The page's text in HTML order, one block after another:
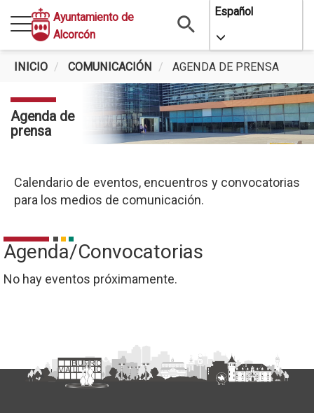
contenido
principal
Ayuntamiento de
Alcorcón
Español
Toggle
INICIO COMUNICACIÓN AGENDA DE PRENSA
Agenda de
prensa
Calendario de eventos, encuentros y convocatorias
para los medios de comunicación.
Agenda/Convocatorias
No hay eventos próximamente.